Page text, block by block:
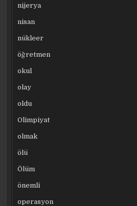
nijerya
nisan
nükleer
öğretmen
okul
olay
oldu
Olimpiyat
olmak
ölü
Ölüm
önemli
operasyon